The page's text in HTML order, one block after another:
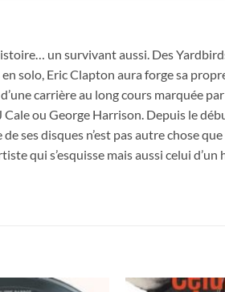
un survivant aussi. Des
solo, Eric Clapton aura forge sa
carrière au long cours marquée
ou George Harrison. Depuis le
ses disques n’est pas autre chose
qui s’esquisse mais aussi celui